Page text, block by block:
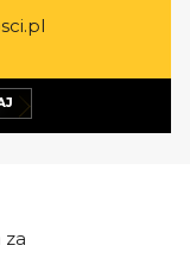
za